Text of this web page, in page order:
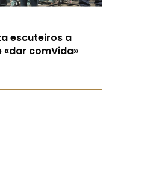
escuteiros a
comVida»